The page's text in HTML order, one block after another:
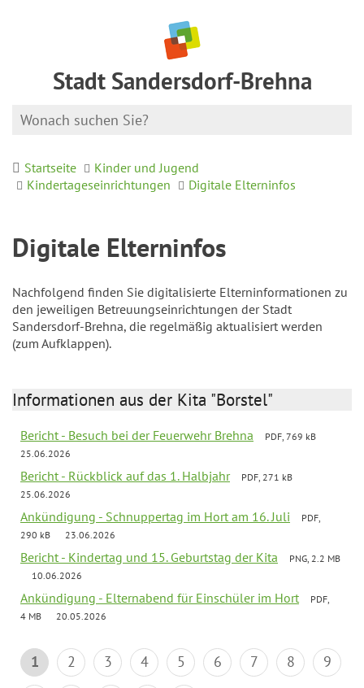
Stadt Sandersdorf-Brehna
Startseite
Kinder und Jugend
Kindertageseinrichtungen
Digitale Elterninfos
Digitale Elterninfos
Nachfolgend finden Sie digitalisierte Elterninformationen zu
den jeweiligen Betreuungseinrichtungen der Stadt
Sandersdorf-Brehna, die regelmäßig aktualisiert werden
(zum Aufklappen).
Informationen aus der Kita "Borstel"
Bericht - Besuch bei der Feuerwehr Brehna
PDF, 769 kB
25.06.2026
Bericht - Rückblick auf das 1. Halbjahr
PDF, 271 kB
25.06.2026
Ankündigung - Schnuppertag im Hort am 16. Juli
PDF,
290 kB
23.06.2026
Bericht - Kindertag und 15. Geburtstag der Kita
PNG, 2.2 MB
10.06.2026
Ankündigung - Elternabend für Einschüler im Hort
PDF,
4 MB
20.05.2026
1 2 3 4 5 6 7 8
9